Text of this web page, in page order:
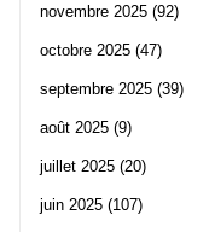
novembre 2025 (92)
octobre 2025 (47)
septembre 2025 (39)
août 2025 (9)
juillet 2025 (20)
juin 2025 (107)